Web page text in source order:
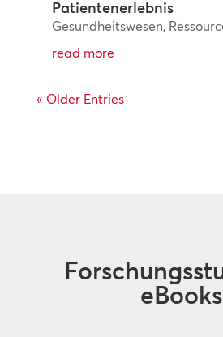
Patientenerlebnis
Gesundheitswesen,
read more
« Older Entries
eBooks